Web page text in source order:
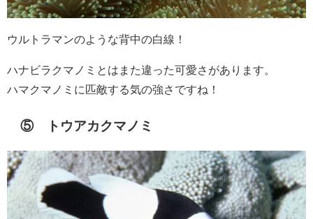
ウルトラマンのような背中の白線！
ハナビラクマノミとはまた違った可愛さがあります。
ハマクマノミに匹敵する気の強さですね！
⑤ トウアカクマノミ